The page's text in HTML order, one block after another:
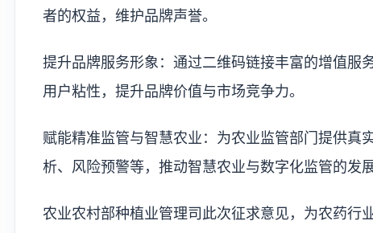
者的权益，维护品牌声誉。
提升品牌服务形象：通过二维码链接丰富的增值服
用户粘性，提升品牌价值与市场竞争力。
赋能精准监管与智慧农业：为农业监管部门提供真
析、风险预警等，推动智慧农业与数字化监管的发展
农业农村部种植业管理司此次征求意见，为农药行